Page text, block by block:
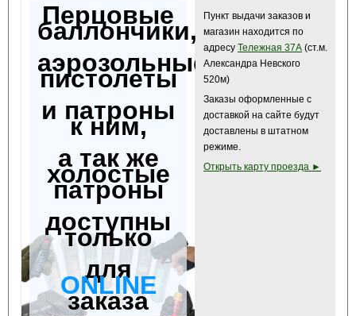
Перцовые
баллончики,
аэрозольные
пистолеты
и патроны
к ним,
а так же
холостые
патроны
доступны
только
для
ONLINE
заказа
Пункт выдачи заказов и
магазин находится по
адресу Тележная 37А (ст.м.
Александра Невского
520м)
Заказы оформленные с
доставкой на сайте будут
доставлены в штатном
режиме.
Открыть карту проезда ►